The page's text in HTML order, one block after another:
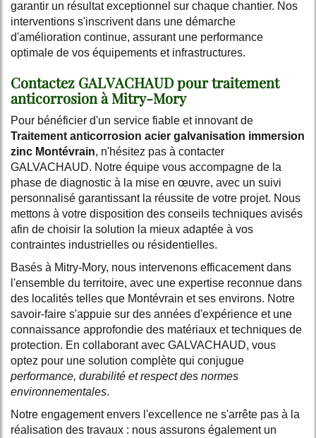
garantir un résultat exceptionnel sur chaque chantier. Nos
interventions s'inscrivent dans une démarche
d'amélioration continue, assurant une performance
optimale de vos équipements et infrastructures.
Contactez GALVACHAUD pour traitement
anticorrosion à Mitry-Mory
Pour bénéficier d'un service fiable et innovant de
Traitement anticorrosion acier galvanisation immersion
zinc Montévrain, n'hésitez pas à contacter
GALVACHAUD. Notre équipe vous accompagne de la
phase de diagnostic à la mise en œuvre, avec un suivi
personnalisé garantissant la réussite de votre projet. Nous
mettons à votre disposition des conseils techniques avisés
afin de choisir la solution la mieux adaptée à vos
contraintes industrielles ou résidentielles.
Basés à Mitry-Mory, nous intervenons efficacement dans
l'ensemble du territoire, avec une expertise reconnue dans
des localités telles que Montévrain et ses environs. Notre
savoir-faire s'appuie sur des années d'expérience et une
connaissance approfondie des matériaux et techniques de
protection. En collaborant avec GALVACHAUD, vous
optez pour une solution complète qui conjugue
performance, durabilité et respect des normes
environnementales.
Notre engagement envers l'excellence ne s'arrête pas à la
réalisation des travaux : nous assurons également un